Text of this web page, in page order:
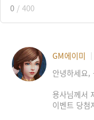
0 / 400
GM에이미
안녕하세요,
용사님께서
이벤트 당